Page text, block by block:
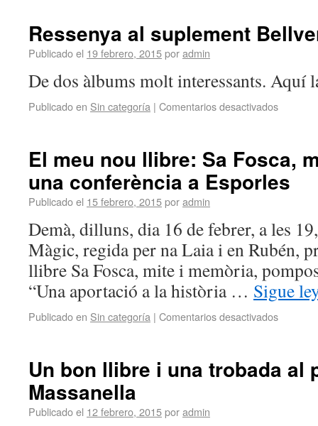
Ressenya al suplement
Publicado el 19 febrero, 2015poradmin
De dos àlbums molt interessants. Aquí
Publicado en Sin categoría | Comentarios desactivados
El meu nou llibre: Sa Fosca,
una conferència a Esporles
Publicado el 15 febrero, 2015poradmin
Demà, dilluns, dia 16 de febrer, a les
Màgic, regida per na Laia i en Rubén,
llibre Sa Fosca, mite i memòria,
“Una aportació a la història … Sigue
Publicado en Sin categoría | Comentarios desactivados
Un bon llibre i una trobada al
Massanella
Publicado el 12 febrero, 2015poradmin